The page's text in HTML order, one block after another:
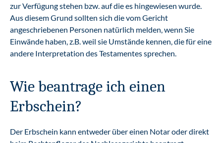
zur Verfügung stehen bzw. auf die es hingewiesen wurde.
Aus diesem Grund sollten sich die vom Gericht
angeschriebenen Personen natürlich melden, wenn Sie
Einwände haben, z.B. weil sie Umstände kennen, die für eine
andere Interpretation des Testamentes sprechen.
Wie beantrage ich einen
Erbschein?
Der Erbschein kann entweder über einen Notar oder direkt